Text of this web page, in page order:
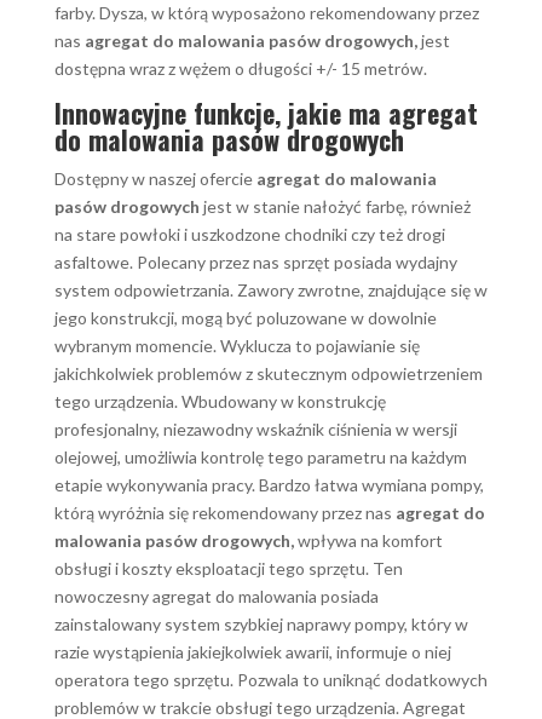
farby. Dysza, w którą wyposażono rekomendowany przez
nas agregat do malowania pasów drogowych,jest
dostępna wraz z wężem o długości +/- 15 metrów.
Innowacyjne funkcje, jakie ma agregat
do malowania pasów drogowych
Dostępny w naszej ofercie agregat do malowania
pasów drogowych jest w stanie nałożyć farbę, również
na stare powłoki i uszkodzone chodniki czy też drogi
asfaltowe. Polecany przez nas sprzęt posiada wydajny
system odpowietrzania. Zawory zwrotne, znajdujące się w
jego konstrukcji, mogą być poluzowane w dowolnie
wybranym momencie. Wyklucza to pojawianie się
jakichkolwiek problemów z skutecznym odpowietrzeniem
tego urządzenia. Wbudowany w konstrukcję
profesjonalny, niezawodny wskaźnik ciśnienia w wersji
olejowej, umożliwia kontrolę tego parametru na każdym
etapie wykonywania pracy. Bardzo łatwa wymiana pompy,
którą wyróżnia się rekomendowany przez nas agregat do
malowania pasów drogowych,wpływa na komfort
obsługi i koszty eksploatacji tego sprzętu. Ten
nowoczesny agregat do malowania posiada
zainstalowany system szybkiej naprawy pompy, który w
razie wystąpienia jakiejkolwiek awarii, informuje o niej
operatora tego sprzętu. Pozwala to uniknąć dodatkowych
problemów w trakcie obsługi tego urządzenia. Agregat